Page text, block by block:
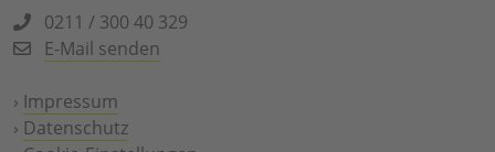
0211 / 300 40 329
E-Mail senden
› Impressum
› Datenschutz